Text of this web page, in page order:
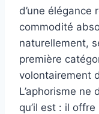
d’une élégance
commodité
naturellement,
première
volontairement
L’aphorisme
qu’il est : il